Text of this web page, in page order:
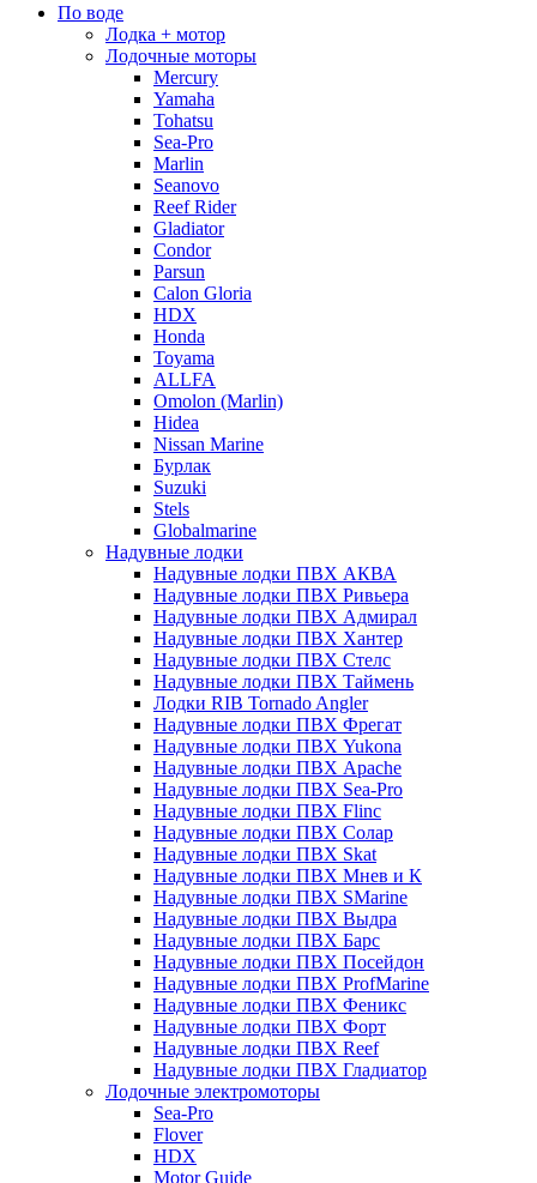
По воде
Лодка + мотор
Лодочные моторы
Mercury
Yamaha
Tohatsu
Sea-Pro
Marlin
Seanovo
Reef Rider
Gladiator
Condor
Parsun
Calon Gloria
HDX
Honda
Toyama
ALLFA
Omolon (Marlin)
Hidea
Nissan Marine
Бурлак
Suzuki
Stels
Globalmarine
Надувные лодки
Надувные лодки ПВХ АКВА
Надувные лодки ПВХ Ривьера
Надувные лодки ПВХ Адмирал
Надувные лодки ПВХ Хантер
Надувные лодки ПВХ Стелс
Надувные лодки ПВХ Таймень
Лодки RIB Tornado Angler
Надувные лодки ПВХ Фрегат
Надувные лодки ПВХ Yukona
Надувные лодки ПВХ Apache
Надувные лодки ПВХ Sea-Pro
Надувные лодки ПВХ Flinc
Надувные лодки ПВХ Солар
Надувные лодки ПВХ Skat
Надувные лодки ПВХ Мнев и К
Надувные лодки ПВХ SMarine
Надувные лодки ПВХ Выдра
Надувные лодки ПВХ Барс
Надувные лодки ПВХ Посейдон
Надувные лодки ПВХ ProfMarine
Надувные лодки ПВХ Феникс
Надувные лодки ПВХ Форт
Надувные лодки ПВХ Reef
Надувные лодки ПВХ Гладиатор
Лодочные электромоторы
Sea-Pro
Flover
HDX
Motor Guide